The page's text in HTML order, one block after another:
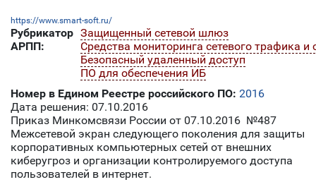
https://www.smart-soft.ru/
Рубрикатор
АРПП:
Защищенный сетевой шлюз
Средства мониторинга сетевого трафика и
Безопасный удаленный доступ
ПО для обеспечения ИБ
Номер в Едином Реестре российского ПО: 2016
Дата решения: 07.10.2016
Приказ Минкомсвязи России от 07.10.2016 №487
Межсетевой экран следующего поколения для защиты
корпоративных компьютерных сетей от внешних
киберугроз и организации контролируемого доступа
пользователей в интернет.